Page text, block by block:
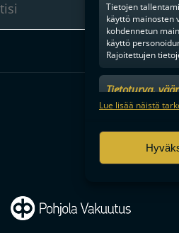
Tietojen
käyttö mainosten
kohdennetun
käyttö
Rajoitettujen
Tietoturva,
Mainonnan ja
Lue lisää näistä